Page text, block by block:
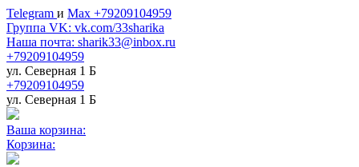
Telegram и Max +79209104959
Группа VK: vk.com/33sharika
Наша почта: sharik33@inbox.ru
+79209104959
ул. Северная 1 Б
+79209104959
ул. Северная 1 Б
Ваша корзина:
Корзина: